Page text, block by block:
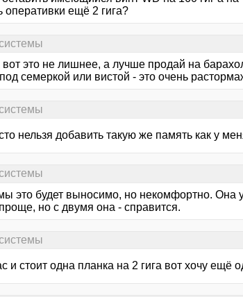
оперативки ещё 2 гига?
это не лишнее, а лучше продай на
семеркой или вистой - это очень
нельзя добавить такую же память как у
это будет выносимо, но некомфортно. Она у
но с двумя она - справится.
и стоит одна планка на 2 гига вот хочу ещё